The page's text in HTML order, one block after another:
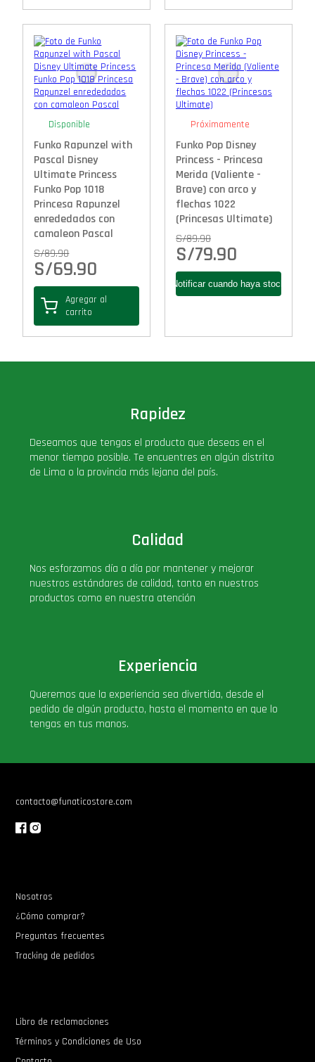
Disponible
Funko Rapunzel with
Pascal Disney
Ultimate Princess
Funko Pop 1018
Princesa Rapunzel
enrededados con
camaleon Pascal
S/89.90
S/69.90
Agregar al
carrito
Próximamente
Funko Pop Disney
Princess - Princesa
Merida (Valiente -
Brave) con arco y
flechas 1022
(Princesas Ultimate)
S/89.90
S/79.90
Rapidez
Deseamos que tengas el producto que deseas en el
menor tiempo posible. Te encuentres en algún distrito
de Lima o la provincia más lejana del país.
Calidad
Nos esforzamos día a día por mantener y mejorar
nuestros estándares de calidad, tanto en nuestros
productos como en nuestra atención
Experiencia
Queremos que la experiencia sea divertida, desde el
pedido de algún producto, hasta el momento en que lo
tengas en tus manos.
contacto@funaticostore.com
Nosotros
¿Cómo comprar?
Preguntas frecuentes
Tracking de pedidos
Libro de reclamaciones
Términos y Condiciones de Uso